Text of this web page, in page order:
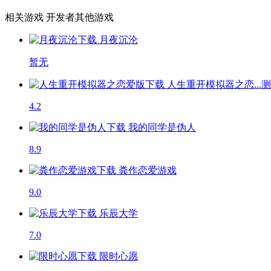
相关游戏 开发者其他游戏
月夜沉沦
暂无
人生重开模拟器之恋...
4.2
我的同学是伪人
8.9
粪作恋爱游戏
9.0
乐辰大学
7.0
限时心愿